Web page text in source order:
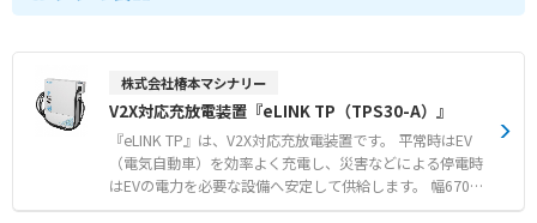
株式会社椿本マシナリー
V2X対応充放電装置『eLINK TP（TPS30-A）』
『eLINK TP』は、V2X対応充放電装置です。 平常時はEV
（電気自動車）を効率よく充電し、災害などによる停電時
はEVの電力を必要な設備へ安定して供給します。 幅670×
高さ1,000×奥行260mmのコンパクトサイズと、充放電ケ